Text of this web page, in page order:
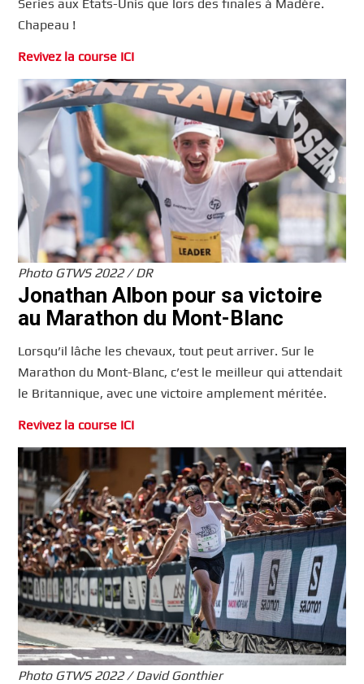
Series aux États-Unis que lors des finales à Madère.
Chapeau !
Revivez la course ICI
Photo GTWS 2022 / DR
Jonathan Albon pour sa victoire
au Marathon du Mont-Blanc
Lorsqu’il lâche les chevaux, tout peut arriver. Sur le
Marathon du Mont-Blanc, c’est le meilleur qui attendait
le Britannique, avec une victoire amplement méritée.
Revivez la course ICI
Photo GTWS 2022 / David Gonthier